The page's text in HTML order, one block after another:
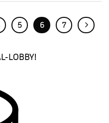
5 6 7
LOBBY!